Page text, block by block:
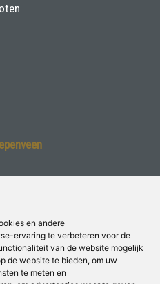
en andere
ervaring te verbeteren voor de
van de website mogelijk
de website te bieden, om uw
te meten en